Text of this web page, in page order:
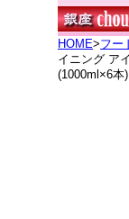
HOME>フー
イニング ア
(1000ml×6本)